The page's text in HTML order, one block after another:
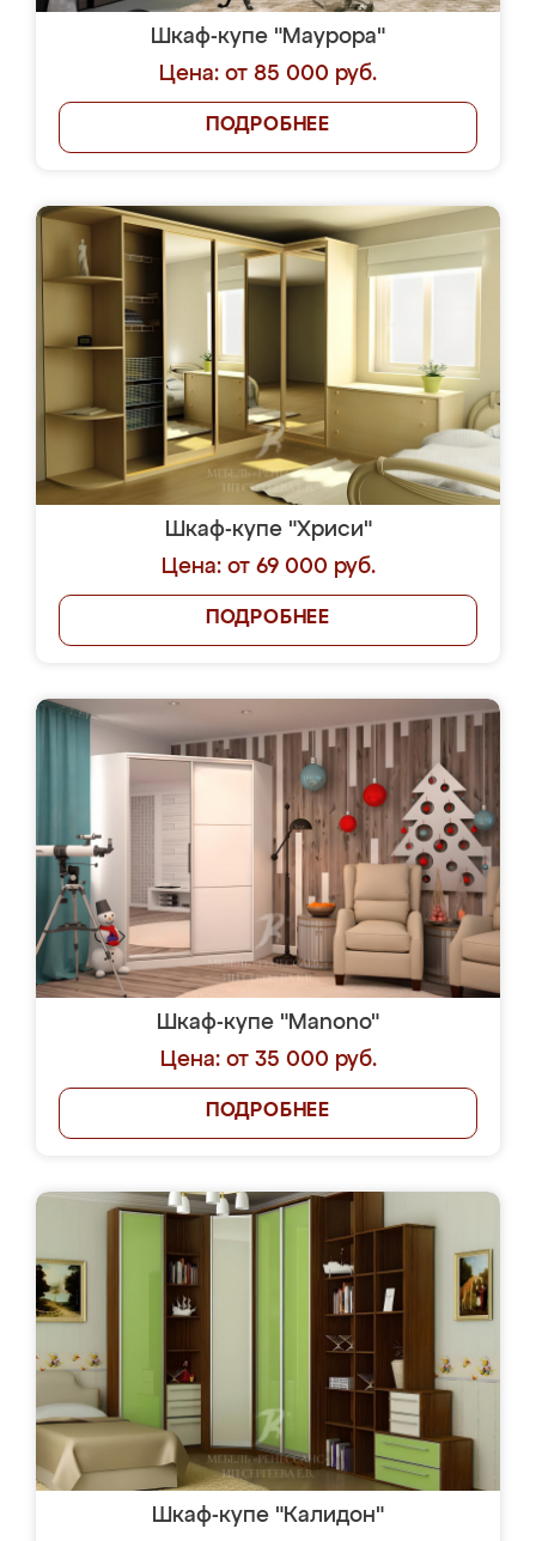
Шкаф-купе "Маурора"
Цена: от 85 000 руб.
ПОДРОБНЕЕ
Шкаф-купе "Хриси"
Цена: от 69 000 руб.
ПОДРОБНЕЕ
Шкаф-купе "Manono"
Цена: от 35 000 руб.
ПОДРОБНЕЕ
Шкаф-купе "Калидон"